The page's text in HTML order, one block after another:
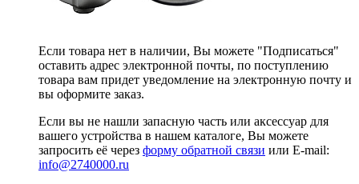
Если товара нет в наличии, Вы можете "Подписаться"
оставить адрес электронной почты, по поступлению
товара вам придет уведомление на электронную почту и
вы оформите заказ.
Если вы не нашли запасную часть или аксессуар для
вашего устройства в нашем каталоге, Вы можете
запросить её через форму обратной связи или E-mail:
info@2740000.ru